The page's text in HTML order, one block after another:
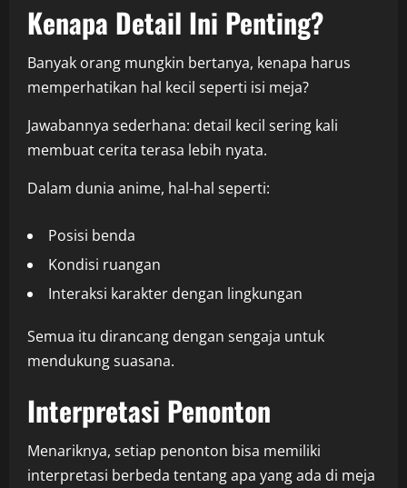
Kenapa Detail Ini Penting?
Banyak orang mungkin bertanya, kenapa harus
memperhatikan hal kecil seperti isi meja?
Jawabannya sederhana: detail kecil sering kali
membuat cerita terasa lebih nyata.
Dalam dunia anime, hal-hal seperti:
Posisi benda
Kondisi ruangan
Interaksi karakter dengan lingkungan
Semua itu dirancang dengan sengaja untuk
mendukung suasana.
Interpretasi Penonton
Menariknya, setiap penonton bisa memiliki
interpretasi berbeda tentang apa yang ada di meja